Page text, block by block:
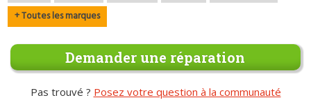
+ Toutes les marques
Demander une réparation
Pas trouvé ? Posez votre question à la communauté